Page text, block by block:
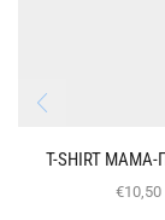
T-SHIRT ΜΑΜΑ-
€10,50